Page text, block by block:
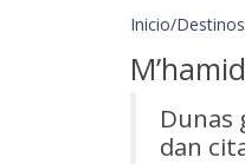
Inicio/Destinos
Dunas
dan